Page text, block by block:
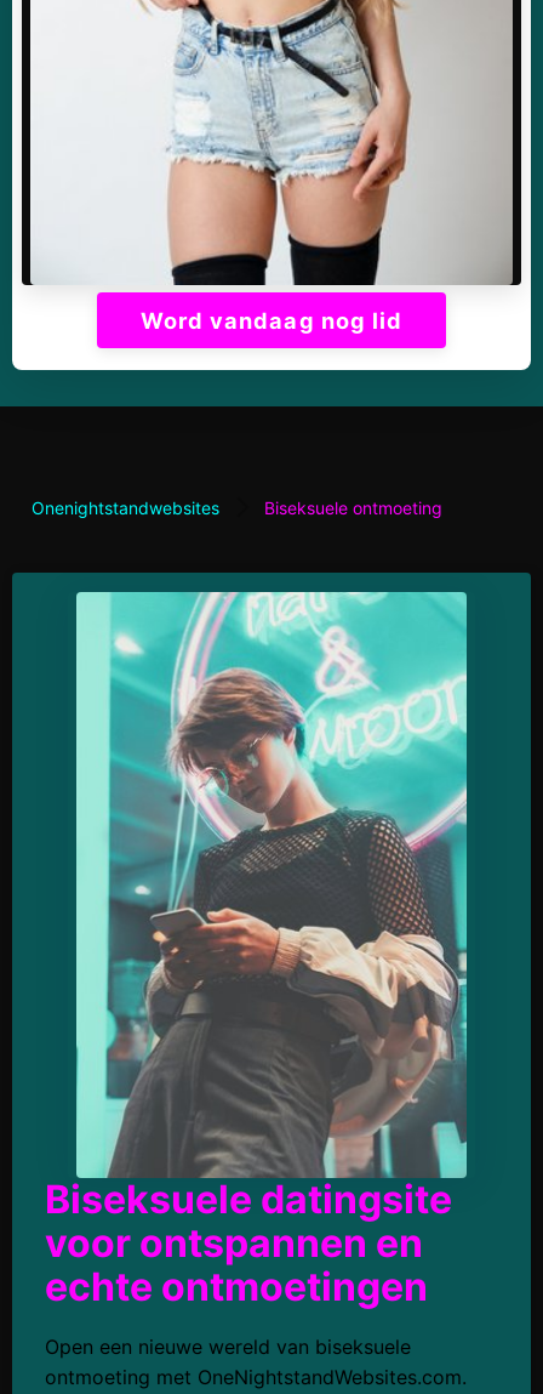
Word vandaag nog lid
Onenightstandwebsites Biseksuele ontmoeting
Biseksuele datingsite
voor ontspannen en
echte ontmoetingen
Open een nieuwe wereld van biseksuele
ontmoeting met OneNightstandWebsites.com.